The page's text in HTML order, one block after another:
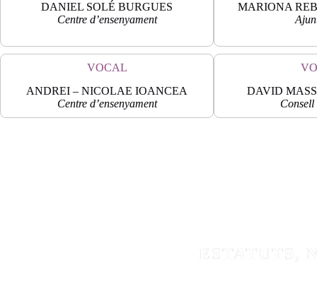
DANIEL SOLÉ BURGUES
Centre d’ensenyament
MARIONA
VOCAL
ANDREI – NICOLAE IOANCEA
Centre d’ensenyament
DAVID